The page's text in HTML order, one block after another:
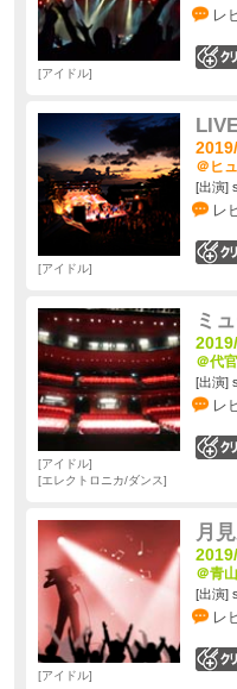
レ
アイドル
＠ヒ
[出演]
レ
アイドル
ミ
＠代
[出演]
レ
アイドル
エレクトロニカ/ダンス
月
＠青
[出演]
レ
アイドル